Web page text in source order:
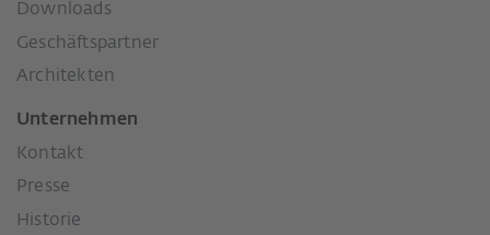
Downloads
Geschäftspartner
Architekten
Unternehmen
Kontakt
Presse
Historie